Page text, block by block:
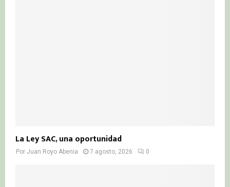
La Ley SAC, una oportunidad
Por Juan Royo Abenia 7 agosto, 2026 0